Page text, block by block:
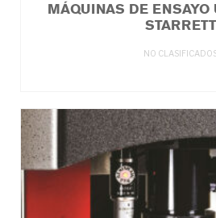
MÁQUINAS DE ENSAYO
STARRETT
NO